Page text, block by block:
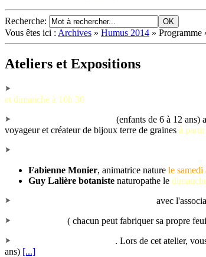
Recherche:
Vous êtes ici : Archives » Humus 2014 » Programme
Ateliers et Expositions
et dimanche à 10h 30
(enfants de 6 à 12 ans)
voyageur et créateur de bijoux terre de graines à
Fabienne Monier, animatrice nature le samedi
Guy Lalière botaniste naturopathe le
avec
( chacun peut fabriquer sa propre
. Lors de cet atelier,
ans) [...]